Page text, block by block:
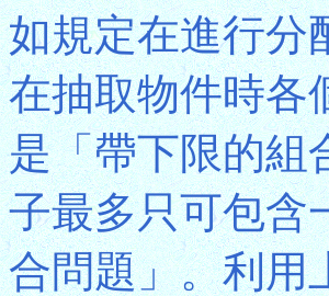
如規定在進行分
在抽取物件時各
是「帶下限的組
子最多只可包含
合問題」。利用